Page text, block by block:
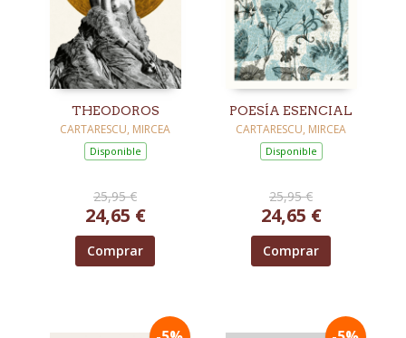
THEODOROS
CARTARESCU, MIRCEA
Disponible
25,95 €
24,65 €
Comprar
POESÍA ESENCIAL
CARTARESCU, MIRCEA
Disponible
25,95 €
24,65 €
Comprar